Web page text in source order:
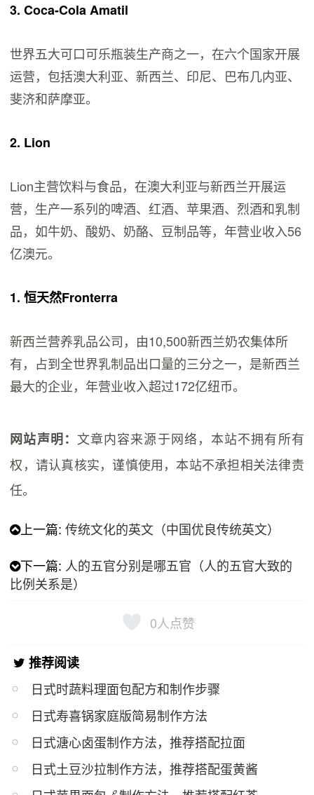
3. Coca-Cola Amatil
世界五大可口可乐瓶装生产商之一，在六个国家开展
运营，包括澳大利亚、新西兰、印尼、巴布几内亚、
斐济和萨摩亚。
2. Lion
Lion主营饮料与食品，在澳大利亚与新西兰开展运
营，生产一系列的啤酒、红酒、苹果酒、烈酒和乳制
品，如牛奶、酸奶、奶酪、豆制品等，年营业收入56
亿澳元。
1. 恒天然Fronterra
新西兰营养乳品公司，由10,500新西兰奶农集体所
有，占到全世界乳制品出口量的三分之一，是新西兰
最大的企业，年营业收入超过172亿纽币。
网站声明： 文章内容来源于网络，本站不拥有所有
权，请认真核实，谨慎使用，本站不承担相关法律责
任。
上一篇:传统文化的英文（中国优良传统英文）
下一篇: 人的五官分别是哪五官（人的五官大致的
比例关系是）
0人点赞
推荐阅读
日式时蔬料理面包配方和制作步骤
日式寿喜锅家庭版简易制作方法
日式溏心卤蛋制作方法，推荐搭配拉面
日式土豆沙拉制作方法，推荐搭配蛋黄酱